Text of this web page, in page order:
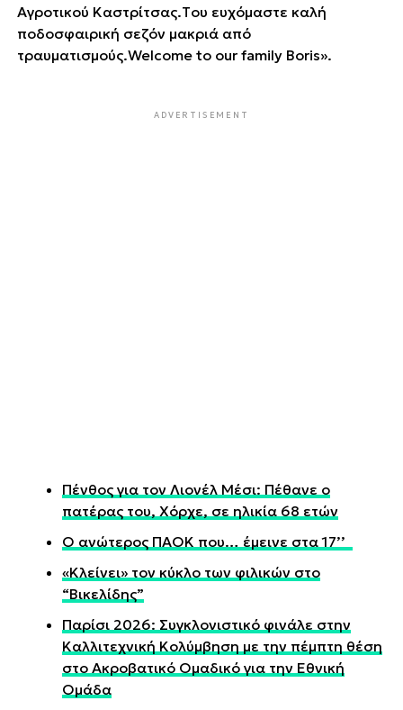
Αγροτικού Καστρίτσας.Tου ευχόμαστε καλή
ποδοσφαιρική σεζόν μακριά από
τραυματισμούς.Welcome to our family Boris».
ADVERTISEMENT
Πένθος για τον Λιονέλ Μέσι: Πέθανε ο
πατέρας του, Χόρχε, σε ηλικία 68 ετών
Ο ανώτερος ΠΑΟΚ που… έμεινε στα 17’’
«Κλείνει» τον κύκλο των φιλικών στο
“Βικελίδης”
Παρίσι 2026: Συγκλονιστικό φινάλε στην
Καλλιτεχνική Κολύμβηση με την πέμπτη θέση
στο Ακροβατικό Ομαδικό για την Εθνική
Ομάδα